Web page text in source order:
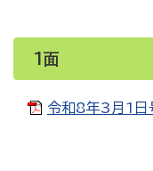
1面
令和8年3月1